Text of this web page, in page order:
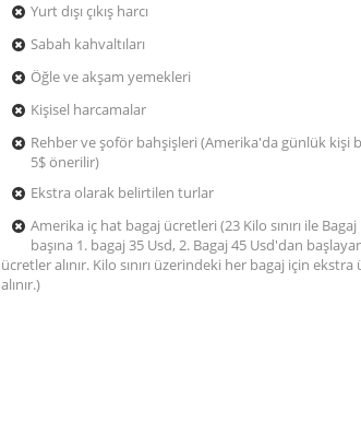
Yurt dışı çıkış harcı
Sabah kahvaltıları
Öğle ve akşam yemekleri
Kişisel harcamalar
Rehber ve şoför bahşişleri (Amerika'da günlük kişi
5$ önerilir)
Ekstra olarak belirtilen turlar
Amerika iç hat bagaj ücretleri (23 Kilo sınırı ile Bagaj
başına 1. bagaj 35 Usd, 2. Bagaj 45 Usd'dan
ücretler alınır. Kilo sınırı üzerindeki her bagaj için ekstra
alınır.)